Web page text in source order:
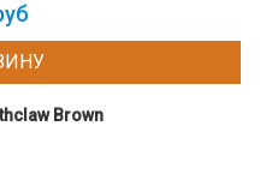
Brown